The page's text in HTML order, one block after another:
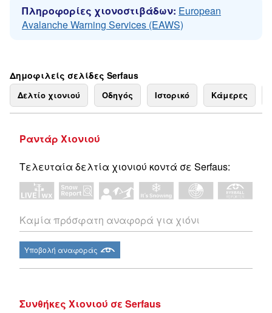
Πληροφορίες χιονοστιβάδων: European
Avalanche Warning Services (EAWS)
Δημοφιλείς σελίδες Serfaus
Δελτίο χιονιού Οδηγός Ιστορικό Κάμερες
Ραντάρ Χιονιού
Τελευταία δελτία χιονιού κοντά σε Serfaus:
Καμία πρόσφατη αναφορά για χιόνι
Υποβολή αναφοράς
Συνθήκες Χιονιού σε Serfaus